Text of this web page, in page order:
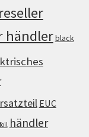
händlerblack
EUC
händler